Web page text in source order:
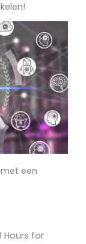
een
Hours for